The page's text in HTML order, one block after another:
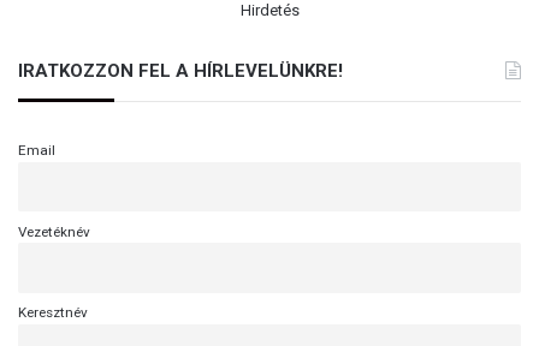
Hirdetés
IRATKOZZON FEL A HÍRLEVELÜNKRE!
Email
Vezetéknév
Keresztnév